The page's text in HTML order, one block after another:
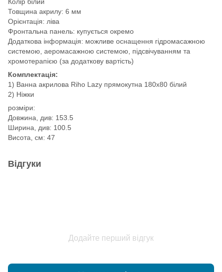
Товщина акрилу: 6 мм
Орієнтація: ліва
Фронтальна панель: купується окремо
Додаткова інформація: можливе оснащення гідромасажною
системою, аеромасажною системою, підсвічуванням та
хромотерапією (за додаткову вартість)
Комплектація:
1) Ванна акрилова Riho Lazy прямокутна 180x80 білий
2) Ніжки
розміри:
Довжина, див: 153.5
Ширина, див: 100.5
Висота, см: 47
Відгуки
Додайте перший відгук